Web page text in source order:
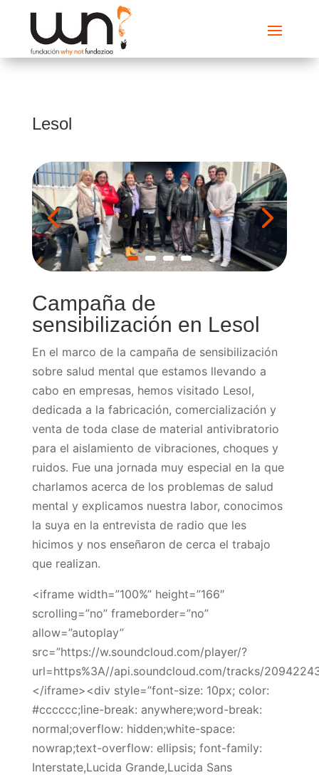
Lesol
Campaña de
sensibilización en Lesol
En el marco de la campaña de sensibilización
sobre salud mental que estamos llevando a
cabo en empresas, hemos visitado Lesol,
dedicada a la fabricación, comercialización y
venta de toda clase de material antivibratorio
para el aislamiento de vibraciones, choques y
ruidos. Fue una jornada muy especial en la que
charlamos acerca de los problemas de salud
mental y explicamos nuestra labor, conocimos
la suya en la entrevista de radio que les
hicimos y nos enseñaron de cerca el trabajo
que realizan.
<iframe width=”100%” height=”166″
scrolling=”no” frameborder=”no”
allow=”autoplay”
src=”https://w.soundcloud.com/player/?
url=https%3A//api.soundcloud.com/tracks/
</iframe><div style=”font-size: 10px; color:
#cccccc;line-break: anywhere;word-break:
normal;overflow: hidden;white-space:
nowrap;text-overflow: ellipsis; font-family:
Interstate,Lucida Grande,Lucida Sans